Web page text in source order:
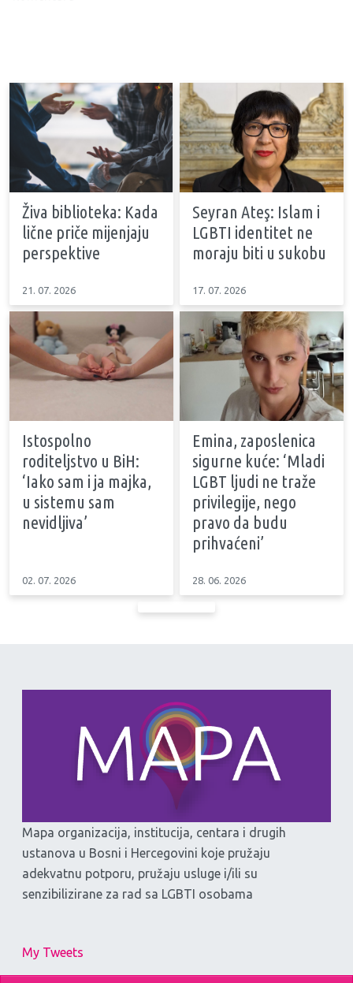
Živa biblioteka: Kada
lične priče mijenjaju
perspektive
21. 07. 2026
Seyran Ateş: Islam i
LGBTI identitet ne
moraju biti u sukobu
17. 07. 2026
Istospolno
roditeljstvo u BiH:
‘Iako sam i ja majka,
u sistemu sam
nevidljiva’
02. 07. 2026
Emina, zaposlenica
sigurne kuće: ‘Mladi
LGBT ljudi ne traže
privilegije, nego
pravo da budu
prihvaćeni’
28. 06. 2026
Mapa organizacija, institucija, centara i drugih
ustanova u Bosni i Hercegovini koje pružaju
adekvatnu potporu, pružaju usluge i/ili su
senzibilizirane za rad sa LGBTI osobama
My Tweets